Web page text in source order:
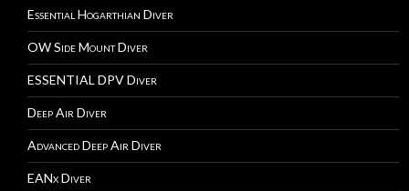
Essential Hogarthian Diver
OW Side Mount Diver
ESSENTIAL DPV Diver
Deep Air Diver
Advanced Deep Air Diver
EANx Diver